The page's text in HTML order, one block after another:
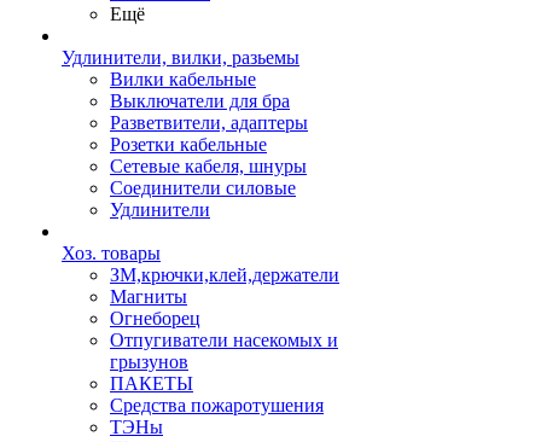
Ещё
Удлинители, вилки, разьемы
Вилки кабельные
Выключатели для бра
Разветвители, адаптеры
Розетки кабельные
Сетевые кабеля, шнуры
Соединители силовые
Удлинители
Хоз. товары
ЗМ,крючки,клей,держатели
Магниты
Огнеборец
Отпугиватели насекомых и
грызунов
ПАКЕТЫ
Средства пожаротушения
ТЭНы